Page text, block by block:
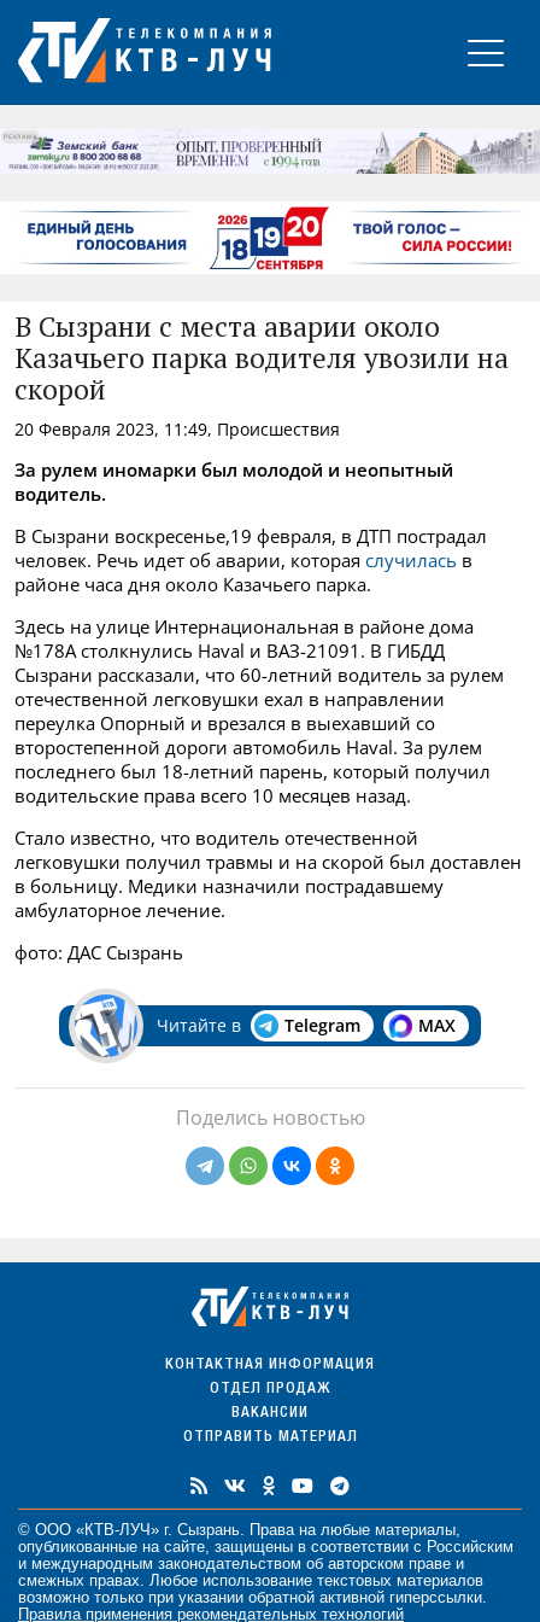
РЕКЛАМА
В Сызрани с места аварии около
Казачьего парка водителя увозили на
скорой
20 Февраля 2023, 11:49, Происшествия
За рулем иномарки был молодой и неопытный
водитель.
В Сызрани воскресенье,19 февраля, в ДТП пострадал
человек. Речь идет об аварии, которая случилась в
районе часа дня около Казачьего парка.
Здесь на улице Интернациональная в районе дома
№178А столкнулись Haval и ВАЗ-21091. В ГИБДД
Сызрани рассказали, что 60-летний водитель за рулем
отечественной легковушки ехал в направлении
переулка Опорный и врезался в выехавший со
второстепенной дороги автомобиль Haval. За рулем
последнего был 18-летний парень, который получил
водительские права всего 10 месяцев назад.
Стало известно, что водитель отечественной
легковушки получил травмы и на скорой был доставлен
в больницу. Медики назначили пострадавшему
амбулаторное лечение.
фото: ДАС Сызрань
Читайте в Telegram MAX
Поделись новостью
КОНТАКТНАЯ ИНФОРМАЦИЯ
ОТДЕЛ ПРОДАЖ
ВАКАНСИИ
ОТПРАВИТЬ МАТЕРИАЛ
© ООО «КТВ-ЛУЧ» г. Сызрань. Права на любые материалы
опубликованные на сайте, защищены в соответствии с Российским
и международным законодательством об авторском праве и
смежных правах. Любое использование текстовых материалов
возможно только при указании обратной активной гиперссылки.
Правила применения рекомендательных технологий